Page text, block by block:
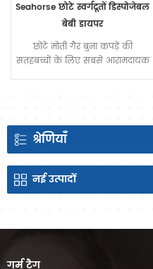
Seahorse छोटे स्वर्गदूतों डिस्पोजेबल
बेबी डायपर
छोटे मोती गैर बुना कपड़े की
सतहबच्चों के लिए सबसे आरामदायक
श्रेणियाँ
नईउत्पादों
गर्मटैग